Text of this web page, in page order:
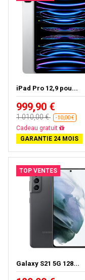
iPad Pro 12,9 pou...
999,90 €
1 010,00 € -10,00 €
Presque épuisé
GARANTIE 24 MOIS
TOP VENTES
Galaxy S21 5G 128...